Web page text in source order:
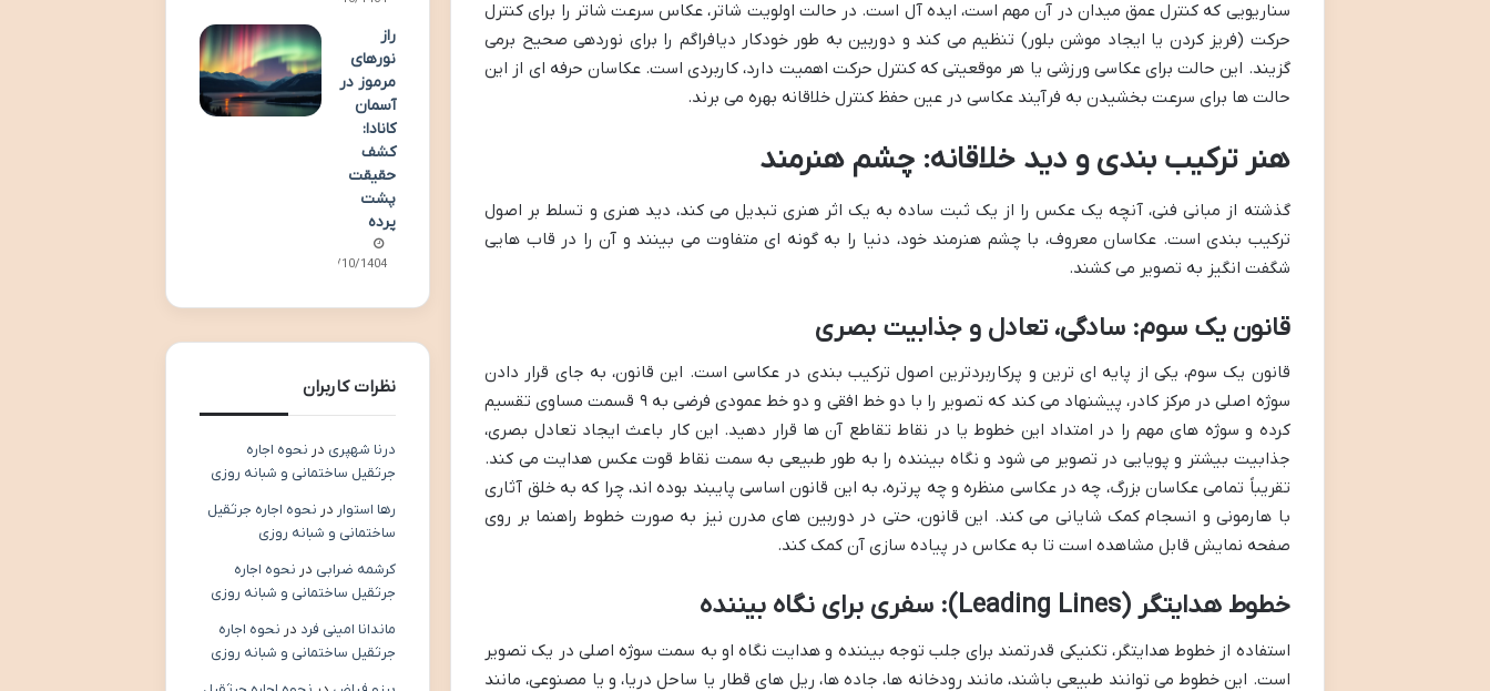
سناریویی که کنترل عمق میدان در آن مهم است، ایده آل است. در حالت اولویت شاتر، عکاس سرعت شاتر را برای کنترل
حرکت (فریز کردن یا ایجاد موشن بلور) تنظیم می کند و دوربین به طور خودکار دیافراگم را برای نوردهی صحیح برمی
گزیند. این حالت برای عکاسی ورزشی یا هر موقعیتی که کنترل حرکت اهمیت دارد، کاربردی است. عکاسان حرفه ای از این
حالت ها برای سرعت بخشیدن به فرآیند عکاسی در عین حفظ کنترل خلاقانه بهره می برند.
هنر ترکیب بندی و دید خلاقانه: چشم هنرمند
گذشته از مبانی فنی، آنچه یک عکس را از یک ثبت ساده به یک اثر هنری تبدیل می کند، دید هنری و تسلط بر اصول
ترکیب بندی است. عکاسان معروف، با چشم هنرمند خود، دنیا را به گونه ای متفاوت می بینند و آن را در قاب هایی
شگفت انگیز به تصویر می کشند.
قانون یک سوم: سادگی، تعادل و جذابیت بصری
قانون یک سوم، یکی از پایه ای ترین و پرکاربردترین اصول ترکیب بندی در عکاسی است. این قانون، به جای قرار دادن
سوژه اصلی در مرکز کادر، پیشنهاد می کند که تصویر را با دو خط افقی و دو خط عمودی فرضی به ۹ قسمت مساوی تقسیم
کرده و سوژه های مهم را در امتداد این خطوط یا در نقاط تقاطع آن ها قرار دهید. این کار باعث ایجاد تعادل بصری،
جذابیت بیشتر و پویایی در تصویر می شود و نگاه بیننده را به طور طبیعی به سمت نقاط قوت عکس هدایت می کند.
تقریباً تمامی عکاسان بزرگ، چه در عکاسی منظره و چه پرتره، به این قانون اساسی پایبند بوده اند، چرا که به خلق آثاری
با هارمونی و انسجام کمک شایانی می کند. این قانون، حتی در دوربین های مدرن نیز به صورت خطوط راهنما بر روی
صفحه نمایش قابل مشاهده است تا به عکاس در پیاده سازی آن کمک کند.
خطوط هدایتگر (Leading Lines): سفری برای نگاه بیننده
استفاده از خطوط هدایتگر، تکنیکی قدرتمند برای جلب توجه بیننده و هدایت نگاه او به سمت سوژه اصلی در یک تصویر
است. این خطوط می توانند طبیعی باشند، مانند رودخانه ها، جاده ها، ریل های قطار یا ساحل دریا، و یا مصنوعی، مانند
راز
نورهای
مرموز در
آسمان
کانادا:
کشف
حقیقت
پشت
پرده
07/10/1404
نظرات کاربران
درنا شهپری در نحوه اجاره
جرثقیل ساختمانی و شبانه روزی
رها استوار در نحوه اجاره جرثقیل
ساختمانی و شبانه روزی
کرشمه ضرابی در نحوه اجاره
جرثقیل ساختمانی و شبانه روزی
ماندانا امینی فرد در نحوه اجاره
جرثقیل ساختمانی و شبانه روزی